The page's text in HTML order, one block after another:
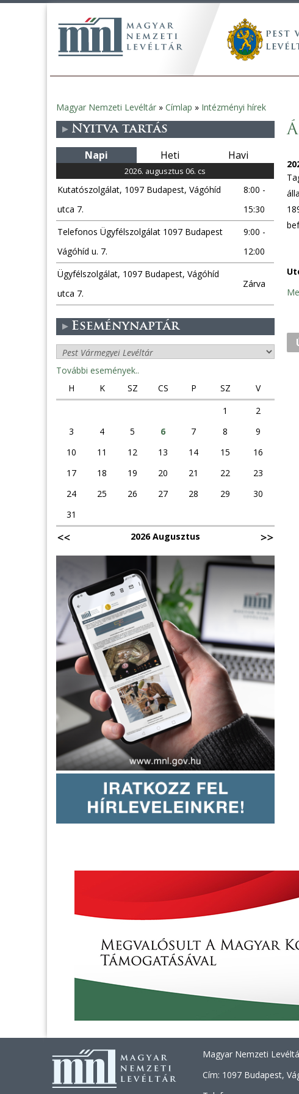
Jelenlegi
hely
Magyar Nemzeti Levéltár » Címlap » Intézményi hírek
Nyitva tartás
Napi Heti Havi
2026. augusztus 06. cs
Kutatószolgálat, 1097 Budapest, Vágóhíd
utca 7.
8:00 -
15:30
Telefonos Ügyfélszolgálat 1097 Budapest
Vágóhíd u. 7.
9:00 -
12:00
Ügyfélszolgálat, 1097 Budapest, Vágóhíd
utca 7.
Zárva
Eseménynaptár
További események..
H
K SZ CS P SZ
V
1
2
3
4 5 6 7 8
9
10
11 12 13 14 15
16
17
18 19 20 21 22
23
24
25 26 27 28 29
30
31
2026 Augusztus
Magyar Nemzeti
Cím: 1097 Budapest,